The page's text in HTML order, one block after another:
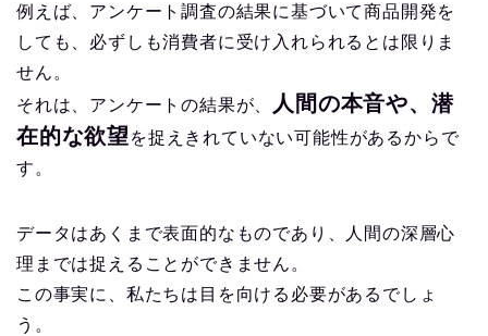
例えば、アンケート調査の結果に基づいて商品開発を
しても、必ずしも消費者に受け入れられるとは限りま
せん。
それは、アンケートの結果が、
人間の本音や、潜
在的な欲望 を捉えきれていない可能性があるからで
す。
データはあくまで表面的なものであり、人間の深層心
理までは捉えることができません。
この事実に、私たちは目を向ける必要があるでしょ
う。